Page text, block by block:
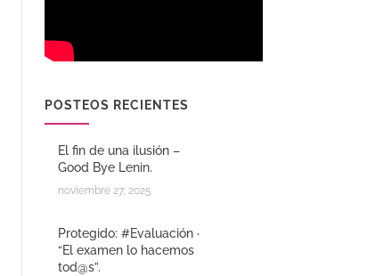
POSTEOS RECIENTES
El fin de una ilusión –
Good Bye Lenin.
noviembre 27, 2025
Protegido: #Evaluación ·
“El examen lo hacemos
tod@s”.